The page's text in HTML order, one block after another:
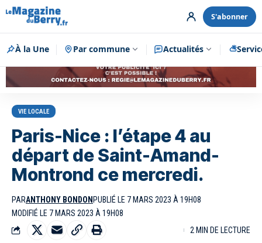
S'abonner
À la Une Par commune Actualités
Publicité
VIE LOCALE
Paris-Nice : l’étape 4 au
départ de Saint-Amand-
Montrond ce mercredi.
PARANTHONY BONDON PUBLIÉ LE 7 MARS 2023 À 19H08
MODIFIÉ LE 7 MARS 2023 À 19H08
2 MIN DE LECTURE